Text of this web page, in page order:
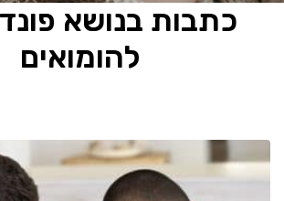
כתבות בנושא
להומואים